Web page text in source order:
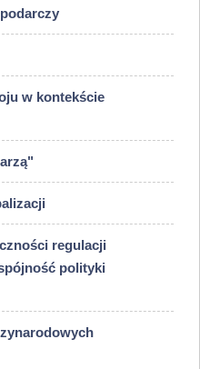
w kontekście
regulacji
polityki